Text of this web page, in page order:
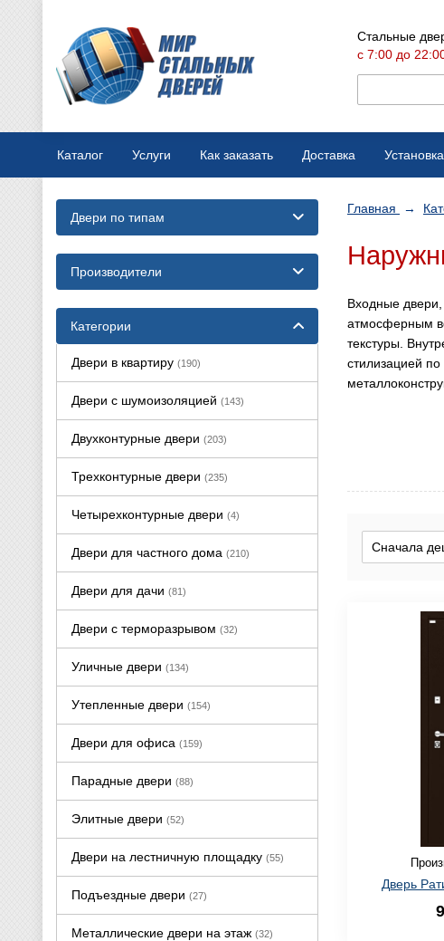
Стальные
с 7:00 до
Каталог Услуги
Производство дверей
Как заказать
Конструкции дверей
Доставка Установка
Главная →
Входные
атмосферным
текстуры.
стилизацией
Дверь
Двери по типам
Производители
Категории
Двери в квартиру (190)
Двери с шумоизоляцией (143)
Двухконтурные двери (203)
Трехконтурные двери (235)
Четырехконтурные двери (4)
Двери для частного дома (210)
Двери для дачи (81)
Двери с терморазрывом (32)
Уличные двери (134)
Утепленные двери (154)
Двери для офиса (159)
Парадные двери (88)
Элитные двери (52)
Двери на лестничную площадку (55)
Подъездные двери (27)
Металлические двери на этаж (32)